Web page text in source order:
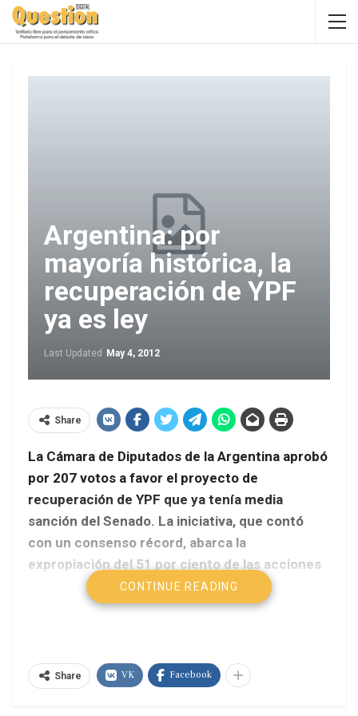
Argentina: por
mayoría histórica, la
recuperación de YPF
ya es ley
Last Updated May 4, 2012
Share
La Cámara de Diputados de la Argentina aprobó
por 207 votos a favor el proyecto de
recuperación de YPF que ya tenía media
sanción del Senado. La iniciativa, que contó
con un consenso récord, abarca la
expropiación del 51 por ciento de las acciones
de YPF y declara «de utilidad pública» y como
«objetivo prioritario» el logro del
transporte y comercialización.
CONTINUE READING
Share VK Facebook